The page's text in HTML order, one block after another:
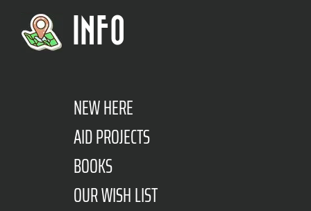
INFO
NEW HERE
AID PROJECTS
BOOKS
OUR WISH LIST